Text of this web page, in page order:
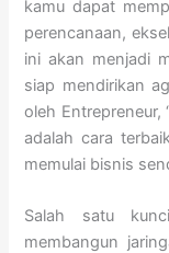
kamu dapat
perencanaan,
ini akan menjadi
siap mendirikan
oleh Entrepreneur,
adalah cara
memulai bisnis
Salah satu
membangun